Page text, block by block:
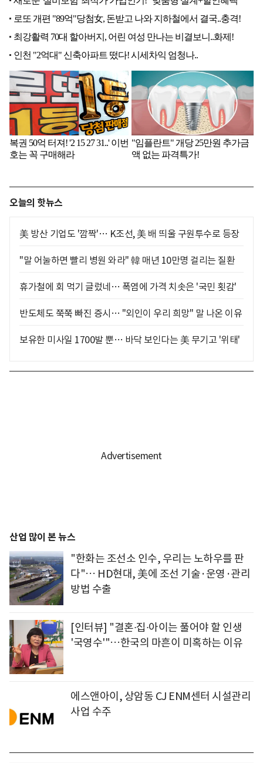
오늘의 핫뉴스
美 방산 기업도 '깜짝'… K조선, 美 배 띄울 구원투수로 등장
"말 어눌하면 빨리 병원 와라" 韓 매년 10만명 걸리는 질환
휴가철에 회 먹기 글렀네… 폭염에 가격 치솟은 '국민 횟감'
반도체도 쭉쭉 빠진 증시… "외인이 우리 희망" 말 나온 이유
보유한 미사일 1700발 뿐… 바닥 보인다는 美 무기고 '위태'
산업 많이 본 뉴스
"한화는 조선소 인수, 우리는 노하우를 판
다"… HD현대, 美에 조선 기술·운영·관리
방법 수출
[인터뷰] "결혼∙집∙아이는 풀어야 할 인생
'국영수'"…한국의 마흔이 미혹하는 이유
에스앤아이, 상암동 CJ ENM센터 시설관리
사업 수주